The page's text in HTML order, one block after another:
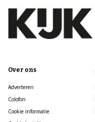
Over ons
Adverteren
Colofon
Cookie informatie